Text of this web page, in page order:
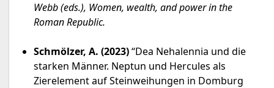
Webb (eds.), Women, wealth, and power in the
Roman Republic.
Schmölzer, A. (2023)“Dea Nehalennia und die
starken Männer. Neptun und Hercules als
Zierelement auf Steinweihungen in Domburg